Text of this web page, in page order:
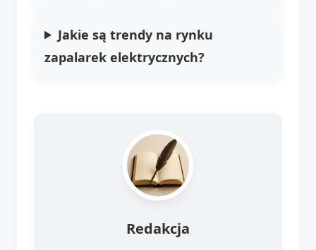
Jakie są trendy na rynku
zapalarek elektrycznych?
Redakcja